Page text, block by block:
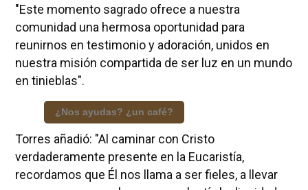
"Este momento sagrado ofrece a nuestra
comunidad una hermosa oportunidad para
reunirnos en testimonio y adoración, unidos en
nuestra misión compartida de ser luz en un mundo
en tinieblas".
¿Nos ayudas? ¿un café?
Torres añadió: "Al caminar con Cristo
verdaderamente presente en la Eucaristía,
recordamos que Él nos llama a ser fieles, a llevar